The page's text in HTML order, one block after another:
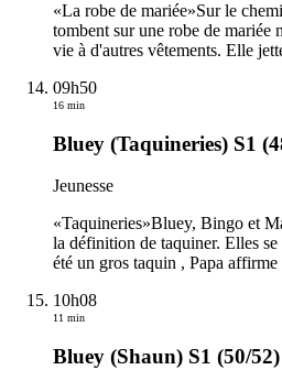
«La robe de mariée»Sur le
tombent sur une robe de mariée
vie à d'autres vêtements. Elle
09h50
16 min
Bluey (Taquineries) S1
Jeunesse
«Taquineries»Bluey, Bingo et
la définition de taquiner. Elles
été un gros taquin , Papa affirme
10h08
11 min
Bluey (Shaun) S1 (50/52)